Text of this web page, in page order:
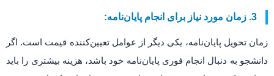
3. زمان مورد نیاز برای انجام پایان‌نامه:
زمان تحویل پایان‌نامه، یکی دیگر از عوامل تعیین‌کننده قیمت است. اگر
دانشجو به دنبال انجام فوری پایان‌نامه خود باشد، هزینه بیشتری را باید